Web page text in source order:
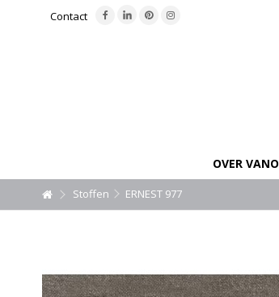
Contact
OVER VANO
Stoffen ERNEST 977